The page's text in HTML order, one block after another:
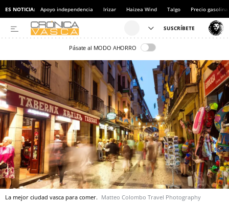
ES NOTICIA: Apoyo independencia Irizar Haizea Wind Talgo Precio gasolina
Pásate al MODO AHORRO
La mejor ciudad vasca para comer. Matteo Colombo Travel Photography